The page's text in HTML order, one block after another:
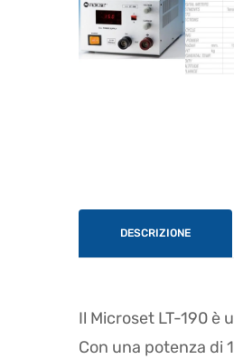
DESCRIZIONE
Il Microset LT-190
Con una potenza di